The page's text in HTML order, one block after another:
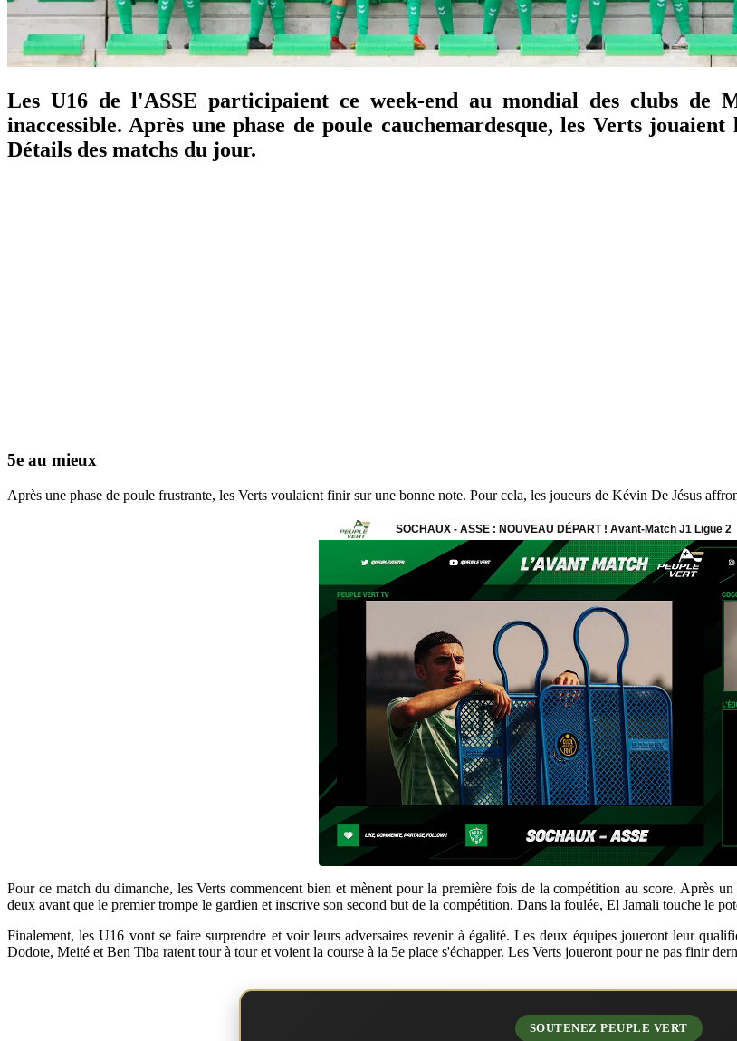
Les U16 de l'ASSE participaient ce week-end au mondial des clubs de
inaccessible. Après une phase de poule cauchemardesque, les Verts
Détails des matchs du jour.
5e au mieux
Après une phase de poule frustrante, les Verts voulaient finir sur une bonne note. Pour cela, les joueurs de Kévin De Jésus
Pour ce match du dimanche, les Verts commencent bien et mènent pour la première fois de la compétition au score. Après
deux avant que le premier trompe le gardien et inscrive son second but de la compétition. Dans la foulée, El Jamali touche le
Finalement, les U16 vont se faire surprendre et voir leurs adversaires revenir à égalité. Les deux équipes joueront leur
Dodote, Meité et Ben Tiba ratent tour à tour et voient la course à la 5e place s'échapper. Les Verts joueront pour ne pas finir
SOUTENEZ PEUPLE VERT